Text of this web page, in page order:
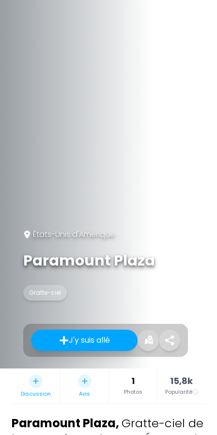
États-Unis d'Amérique
Paramount Plaza
Gratte-ciel
J'y suis allé
Discussion Avis
1
Photos
15,8k
Popularité
Paramount Plaza, Gratte-ciel de